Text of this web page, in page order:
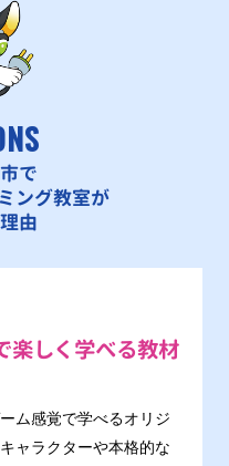
で
ング教室が
由
楽しく学べる教材
ム感覚で学べるオリジ
ャラクターや本格的な